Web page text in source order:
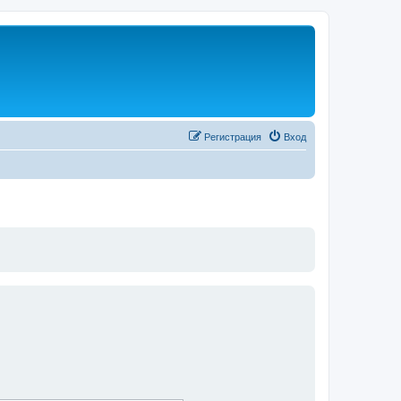
Вход
Регистрация